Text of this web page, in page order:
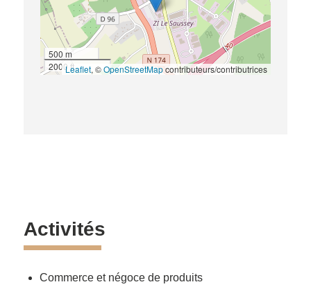
500 m
2000 ftLeaflet, ©OpenStreetMapcontributeurs/contributrices
Activités
Commerce et négoce de produits